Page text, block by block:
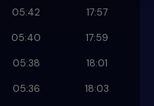
05:42
17:57
05:40
17:59
05:38
18:01
05:36
18:03